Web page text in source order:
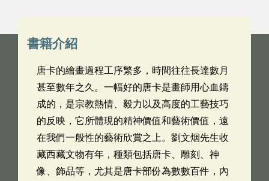
書籍介紹
唐卡的繪畫過程工序繁多，時間往往長達數月
甚至數年之久。一幅好的唐卡是畫師用心血鑄
成的，是宗教熱情、毅力以及高度的工藝技巧
的反映，它所體現的精神價值和藝術價值，遠
在我們一般性的藝術欣賞之上。劉文烟先生收
藏西藏文物有年，種類包括唐卡、雕刻、神
像、飾品等，尤其是唐卡部份為數數百件，內